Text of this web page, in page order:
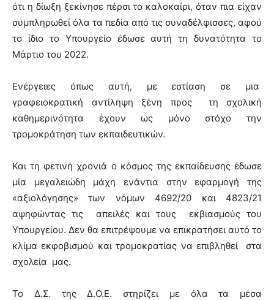
ότι η δίωξη ξεκίνησε πέρσι το καλοκαίρι, όταν πια είχαν
συμπληρωθεί όλα τα πεδία από τις συναδέλφισσες, αφού
το ίδιο το Υπουργείο έδωσε αυτή τη δυνατότητα το
Μάρτιο του 2022.
Ενέργειες όπως αυτή, με εστίαση σε μια
γραφειοκρατική αντίληψη ξένη προς τη σχολική
καθημερινότητα έχουν ως μόνο στόχο την
τρομοκράτηση των εκπαιδευτικών.
Και τη φετινή χρονιά ο κόσμος της εκπαίδευσης έδωσε
μία μεγαλειώδη μάχη ενάντια στην εφαρμογή της
«αξιολόγησης» των νόμων 4692/20 και 4823/21
αψηφώντας τις απειλές και τους εκβιασμούς του
Υπουργείου. Δεν θα επιτρέψουμε να επικρατήσει αυτό το
κλίμα εκφοβισμού και τρομοκρατίας να επιβληθεί στα
σχολεία μας.
Το Δ.Σ. της Δ.Ο.Ε. στηρίζει με όλα τα μέσα